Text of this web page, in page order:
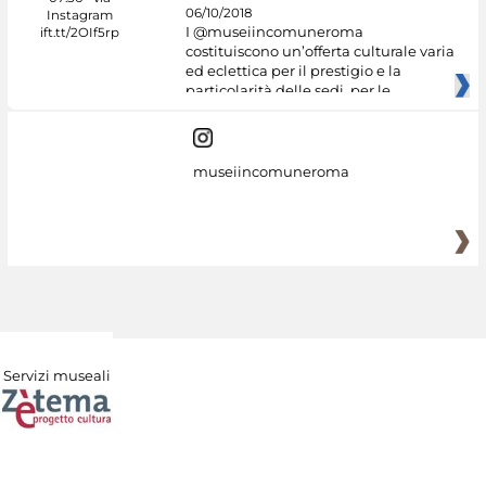
06/10/2018
I @museiincomuneroma
costituiscono un’offerta culturale varia
ed eclettica per il prestigio e la
particolarità delle sedi, per le
museiincomuneroma
Servizi museali